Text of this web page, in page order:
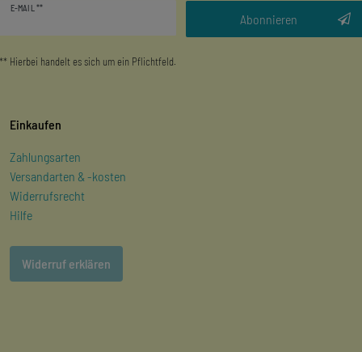
E-MAIL **
Abonnieren
** Hierbei handelt es sich um ein Pflichtfeld.
Einkaufen
Zahlungsarten
Versandarten & -kosten
Widerrufsrecht
Hilfe
Widerruf erklären